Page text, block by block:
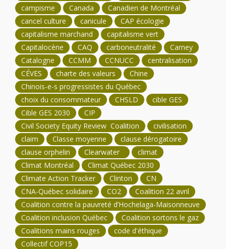
campisme
Canada
Canadien de Montréal
cancel culture
canicule
CAP écologie
capitalisme marchand
capitalisme vert
Capitalocène
CAQ carboneutralité
Carney
Catalogne
CCMM CCNUCC
centralisation
CÉVES
charte des valeurs
Chine
Chinois-e-s progressistes du Québec
choix du consommateur
CHSLD
cible GES
Cible GES 2030
CIP
Civil Society Equity Review Coalition
civilisation
claim
Classe moyenne
clause dérogatoire
clause orphelin
Clearwater
climat
Climat Montréal
Climat Québec 2030
Climate Action Tracker
Clinton
CN
CNA-Québec solidaire
CO2
Coalition 22 avril
Coalition contre la pauvreté d’Hochelaga-Maisonneuve
Coalition inclusion Québec
Coalition sortons le gaz
Coalitions mains rouges
code d'éthique
Collectif COP15